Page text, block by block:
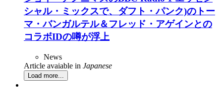
シャル・ミックスで、ダフト・パンク)のトー
マ・バンガルテル＆フレッド・アゲインとの
コラボIDの噂が浮上
News
Article avaiable in Japanese
Load more...